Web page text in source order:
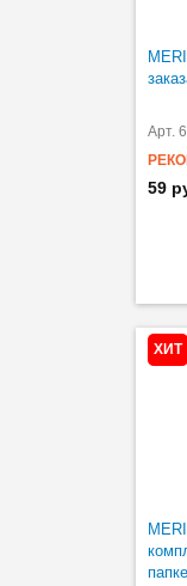
Арт.
59
ХИТ